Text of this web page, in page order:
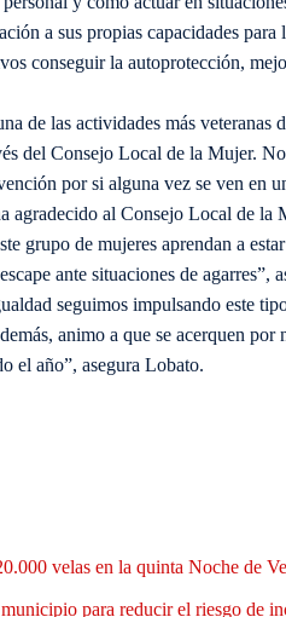
a sus propias capacidades para
conseguir la autoprotección,
de las actividades más
del Consejo Local de la Mujer.
por si alguna vez se ven en
agradecido al Consejo Local de
grupo de mujeres aprendan a
ante situaciones de agarres”,
seguimos impulsando este
animo a que se acerquen
el año”, asegura Lobato.
velas en la quinta Noche de
para reducir el riesgo de